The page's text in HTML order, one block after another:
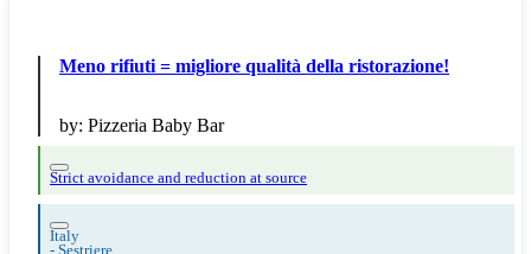
Meno rifiuti = migliore qualità della ristorazione!
by: Pizzeria Baby Bar
Strict avoidance and reduction at source
Italy